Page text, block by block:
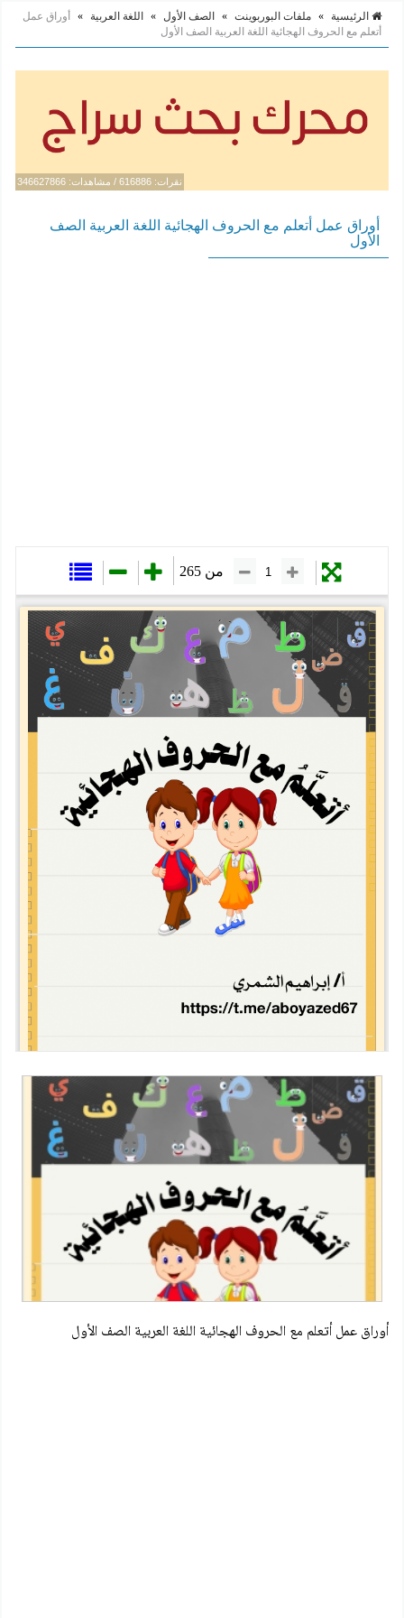
الرئيسية » ملفات البوربوينت » الصف الأول » اللغة العربية »
أوراق عمل
أتعلم مع الحروف الهجائية اللغة العربية الصف الأول
نقرات: 616886 / مشاهدات: 346627866
أوراق عمل أتعلم مع الحروف الهجائية اللغة العربية الصف
الأول
أوراق عمل أتعلم مع الحروف الهجائية اللغة العربية الصف الأول